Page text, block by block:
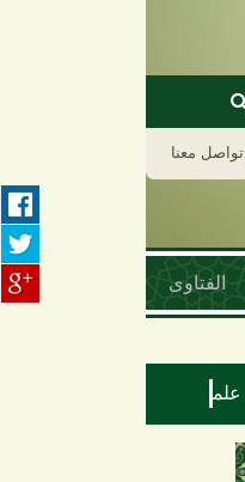
تواصل معنا
الفتاوى